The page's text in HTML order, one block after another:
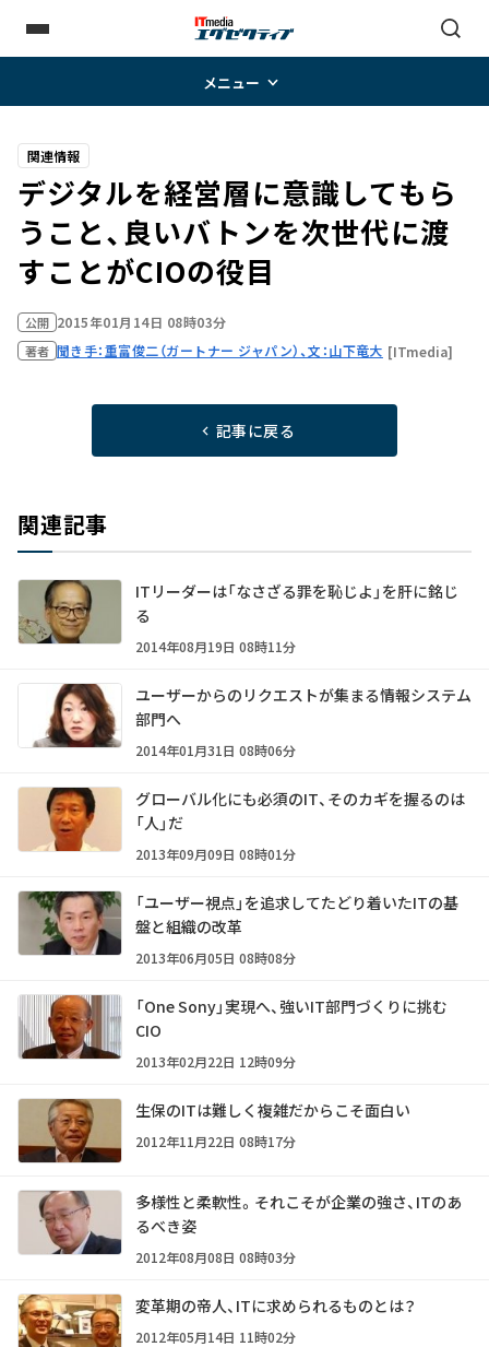
メニュー
関連情報
デジタルを経営層に意識してもら
うこと、良いバトンを次世代に渡
すことがCIOの役目
公開 2015年01月14日 08時03分
著者 聞き手：重富俊二（ガートナー ジャパン）、文：山下竜大 [ITmedia]
記事に戻る
関連記事
ITリーダーは「なさざる罪を恥じよ」を肝に銘じ
る
2014年08月19日 08時11分
ユーザーからのリクエストが集まる情報システム
部門へ
2014年01月31日 08時06分
グローバル化にも必須のIT、そのカギを握るのは
「人」だ
2013年09月09日 08時01分
「ユーザー視点」を追求してたどり着いたITの基
盤と組織の改革
2013年06月05日 08時08分
「One Sony」実現へ、強いIT部門づくりに挑む
CIO
2013年02月22日 12時09分
生保のITは難しく複雑だからこそ面白い
2012年11月22日 08時17分
多様性と柔軟性。それこそが企業の強さ、ITのあ
るべき姿
2012年08月08日 08時03分
変革期の帝人、ITに求められるものとは？
2012年05月14日 11時02分